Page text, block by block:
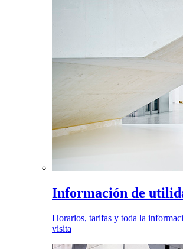
Información de
Horarios, tarifas y toda la
visita